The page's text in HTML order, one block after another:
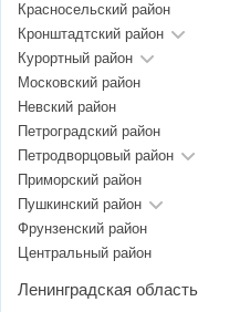
Красносельский район
Кронштадтский район
Курортный район
Московский район
Невский район
Петроградский район
Петродворцовый район
Приморский район
Пушкинский район
Фрунзенский район
Центральный район
Ленинградская область